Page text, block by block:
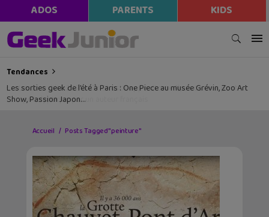
ADOS PARENTS KIDS
Tendances
Les sorties geek de l’été à Paris : One Piece au musée Grévin, Zoo Art
Show, Passion Japon…
Accueil Posts Tagged "peinture"